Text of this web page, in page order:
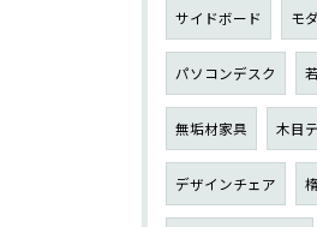
サイドボード モ
パソコンデスク
無垢材家具 木目
デザインチェア